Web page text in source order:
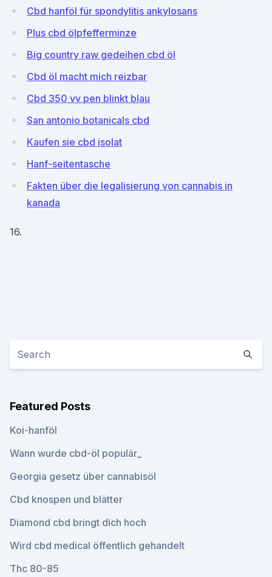
Cbd hanföl für spondylitis ankylosans
Plus cbd ölpfefferminze
Big country raw gedeihen cbd öl
Cbd öl macht mich reizbar
Cbd 350 vv pen blinkt blau
San antonio botanicals cbd
Kaufen sie cbd isolat
Hanf-seitentasche
Fakten über die legalisierung von cannabis in
kanada
16.
Featured Posts
Koi-hanföl
Wann wurde cbd-öl populär_
Georgia gesetz über cannabisöl
Cbd knospen und blätter
Diamond cbd bringt dich hoch
Wird cbd medical öffentlich gehandelt
Thc 80-85